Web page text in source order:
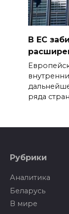
В ЕС
ряда
Рубрики
Аналитика
Беларусь
В мире